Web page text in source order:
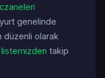
genelinde
düzenli olarak
takip